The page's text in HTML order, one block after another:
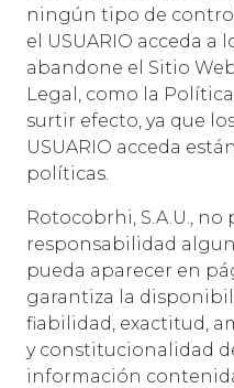
ningún tipo de
el USUARIO acceda a
abandone el Sitio
Legal, como la
surtir efecto, ya que
USUARIO acceda
políticas.
Rotocobrhi, S.A.U., no
responsabilidad
pueda aparecer en
garantiza la
fiabilidad, exactitud,
y constitucionalidad
información